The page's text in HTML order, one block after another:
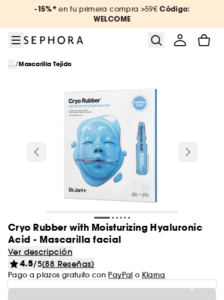
Ir al menú
Ir al contenido principal
Ir al pie de página
-15%*en tu primera compra >59€Código:
WELCOME
... /Mascarilla Tejido
Cryo Rubber with Moisturizing Hyaluronic
Acid - Mascarilla facial
Ver descripción
4.5/5(88 Reseñas)
Pago a plazos gratuito con PayPal o Klarna